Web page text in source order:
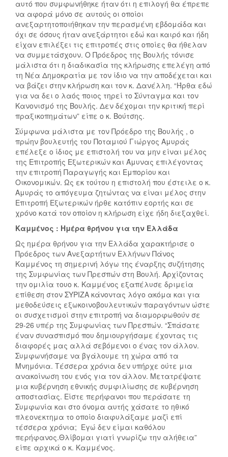
αυτό που συμφωνήθηκε ήταν ότι η επιλογή θα έπρεπε
να αφορά μόνο σε αυτούς οι οποίοι
ανεξαρτητοποιήθηκαν την περασμένη εβδομάδα και
όχι σε όσους ήταν ανεξάρτητοι εδώ και καιρό και ήδη
είχαν επιλέξει τις επιτροπές στις οποίες θα ήθελαν
να συμμετάσχουν. Ο Πρόεδρος της Βουλής τόνισε
μάλιστα ότι η διαδικασία της κλήρωσης επελέγη από
τη Νέα Δημοκρατία με τον ίδιο να την αποδέχεται και
να βάζει στην κλήρωση και τον κ. Δανέλλη. “Ήρθα εδώ
για να δει ο λαός ποιος τηρεί το Σύνταγμα και τον
Κανονισμό της Βουλής. Δεν δέχομαι την κριτική περί
πραξικοπημάτων” είπε ο κ. Βούτσης.
Σύμφωνα μάλιστα με τον Πρόεδρο της Βουλής , ο
πρώην βουλευτής του Ποταμιού Γιώργος Αμυράς
επέλεξε ο ίδιος με επιστολή του να μην είναι μέλος
της Επιτροπής Εξωτερικών και Άμυνας επιλέγοντας
την επιτροπή Παραγωγής και Εμπορίου και
Οικονομικών. Ως εκ τούτου η επιστολή που έστειλε ο κ.
Αμυράς το απόγευμα ζητώντας να είναι μέλος στην
Επιτροπή Εξωτερικών ήρθε κατόπιν εορτής και σε
χρόνο κατά τον οποίον η κλήρωση είχε ήδη διεξαχθεί.
Καμμένος : Ημέρα θρήνου για την Ελλάδα
Ως ημέρα θρήνου για την Ελλάδα χαρακτήρισε ο
Πρόεδρος των Ανεξαρτήτων Ελλήνων Πάνος
Καμμένος τη σημερινή λόγω της έναρξης συζήτησης
της Συμφωνίας των Πρεσπών στη Βουλή. Αρχίζοντας
την ομιλία τουο κ. Καμμένος εξαπέλυσε δριμεία
επίθεση στον ΣΥΡΙΖΑ κάνοντας λόγο ακόμα και για
μεθοδεύσεις εξωκοινοβουλευτικών παραγόντων ώστε
οι συσχετισμοί στην επιτροπή να διαμορφωθούν σε
29-26 υπέρ της Συμφωνίας των Πρεσπών. “Σπάσατε
έναν συνασπισμό που δημιουργήσαμε έχοντας τις
διαφορές μας αλλά σεβόμενοι ο ένας τον άλλον.
Συμφωνήσαμε να βγάλουμε τη χώρα από τα
Μνημόνια. Τέσσερα χρόνια δεν υπήρχε ούτε μια
ανακοίνωση του ενός για τον άλλον. Μετατρέψατε
μια κυβέρνηση εθνικής συμφιλίωσης σε κυβέρνηση
αποστασίας. Είστε περήφανοι που περάσατε τη
Συμφωνία και στο όνομα αυτής χάσατε το ηθικό
πλεονεκτημα το οποίο διαφυλάξαμε μαζί επί
τέσσερα χρόνια; Εγώ δεν είμαι καθόλου
περήφανος.Θλίβομαι γιατί γνωρίζω την αλήθεια”
είπε αρχικά ο κ. Καμμένος.